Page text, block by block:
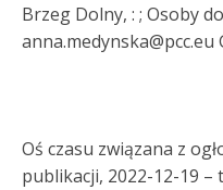
Brzeg Dolny, : ; Osoby
anna.medynska@pcc.eu
Oś czasu związana z
publikacji, 2022-12-19